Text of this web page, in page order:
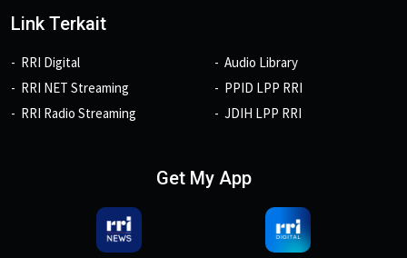
Link Terkait
RRI Digital
RRI NET Streaming
RRI Radio Streaming
Audio Library
PPID LPP RRI
JDIH LPP RRI
Get My App